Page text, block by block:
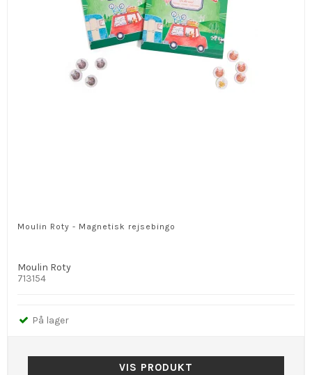
Moulin Roty - Magnetisk rejsebingo
Moulin Roty
713154
På lager
VIS PRODUKT